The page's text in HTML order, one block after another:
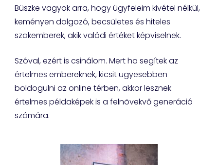
Büszke vagyok arra, hogy ügyfeleim kivétel nélkül,
keményen dolgozó, becsületes és hiteles
szakemberek, akik valódi értéket képviselnek.
Szóval, ezért is csinálom. Mert ha segítek az
értelmes embereknek, kicsit ügyesebben
boldogulni az online térben, akkor lesznek
értelmes példaképek is a felnövekvő generáció
számára.